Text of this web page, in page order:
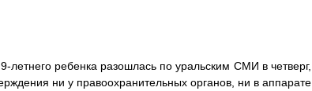
ребенка разошлась по уральским СМИ в четверг,
ни у правоохранительных органов, ни в аппарате